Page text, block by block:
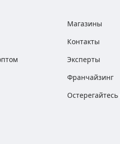
Магазины
Контакты
Эксперты
Франчайзинг